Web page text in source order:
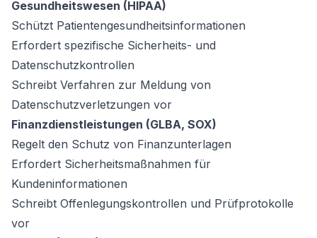
Gesundheitswesen (HIPAA)
Schützt Patientengesundheitsinformationen
Erfordert spezifische Sicherheits- und
Datenschutzkontrollen
Schreibt Verfahren zur Meldung von
Datenschutzverletzungen vor
Finanzdienstleistungen (GLBA, SOX)
Regelt den Schutz von Finanzunterlagen
Erfordert Sicherheitsmaßnahmen für
Kundeninformationen
Schreibt Offenlegungskontrollen und Prüfprotokolle
vor